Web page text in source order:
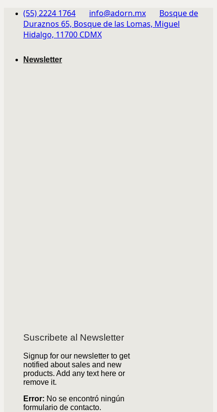
Skip
content
(55) 2224 1764 info@adorn.mx
Bosque de
Duraznos 65, Bosque de las Lomas, Miguel
Hidalgo, 11700 CDMX
Newsletter
Suscribete al Newsletter
Signup for our newsletter to get
notified about sales and new
products. Add any text here or
remove it.
Error: No se encontró ningún
formulario de contacto.